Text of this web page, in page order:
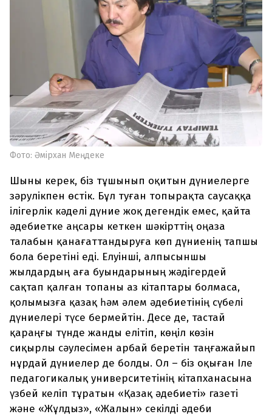
Фото: Әмірхан Меңдеке
Шыны керек, біз тұшынып оқитын дүниелерге
зәрулікпен өстік. Бұл туған топырақта саусаққа
ілігерлік кәделі дүние жоқ дегендік емес, қайта
әдебиетке аңсары кеткен шәкірттің оңаза
талабын қанағаттандыруға көп дүниенің тапшы
бола беретіні еді. Елуінші, алпысыншы
жылдардың аға буындарының жәдігердей
сақтап қалған топаны аз кітаптары болмаса,
қолымызға қазақ һәм әлем әдебиетінің сүбелі
дүниелері түсе бермейтін. Десе де, тастай
қараңғы түнде жанды елітіп, көңіл көзін
сиқырлы сәулесімен арбай беретін таңғажайып
нұрдай дүниелер де болды. Ол – біз оқыған Іле
педагогикалық университетінің кітапханасына
үзбей келіп тұратын «Қазақ әдебиеті» газеті
және «Жұлдыз», «Жалын» секілді әдеби